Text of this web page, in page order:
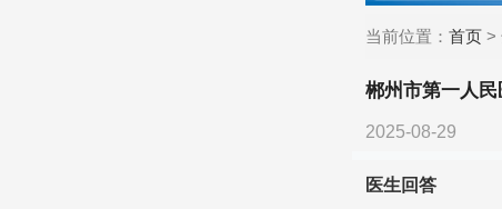
当前位置：首页 >
郴州市第一人
2025-08-29
医生回答